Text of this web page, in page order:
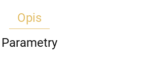
Opis
Parametry